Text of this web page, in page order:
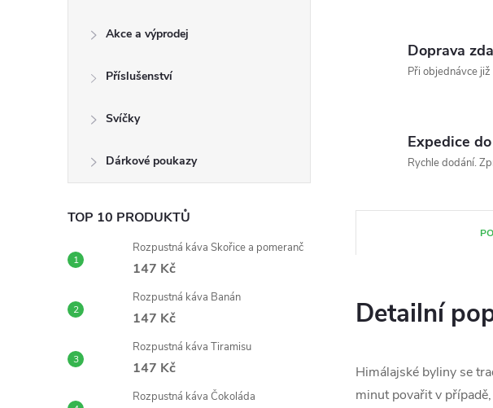
Akce a výprodej
Příslušenství
Svíčky
Dárkové poukazy
TOP 10 PRODUKTŮ
Rozpustná káva Skořice a pomeranč
147 Kč
Rozpustná káva Banán
147 Kč
Rozpustná káva Tiramisu
147 Kč
Rozpustná káva Čokoláda
Doprava
Při objednávce
Expedice
Rychle dodání.
Detailní
Himálajské byliny se
minut povařit v